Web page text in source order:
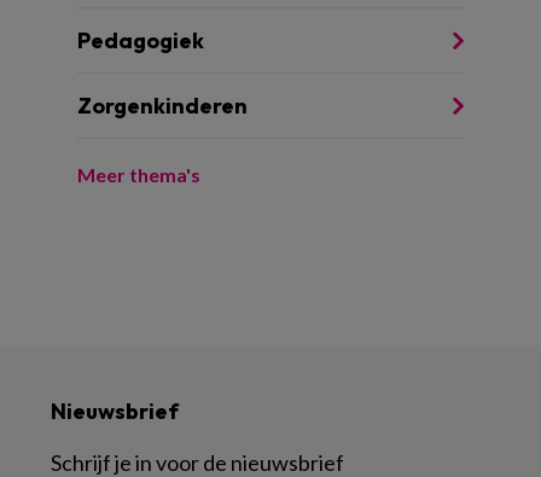
Pedagogiek
Zorgenkinderen
Meer thema's
Nieuwsbrief
Schrijf je in voor de nieuwsbrief